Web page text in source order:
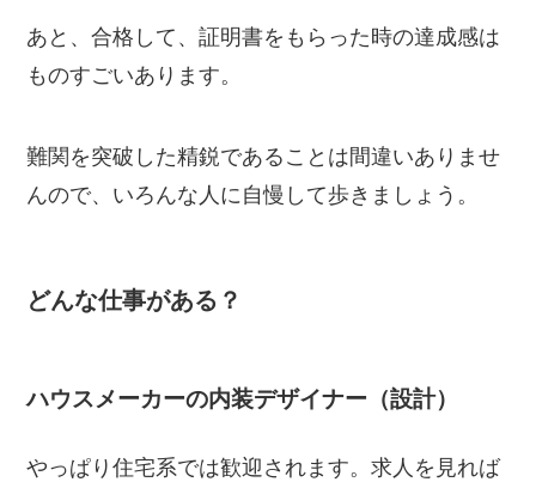
あと、合格して、証明書をもらった時の達成感は
ものすごいあります。
難関を突破した精鋭であることは間違いありませ
んので、いろんな人に自慢して歩きましょう。
どんな仕事がある？
ハウスメーカーの内装デザイナー（設計）
やっぱり住宅系では歓迎されます。求人を見れば